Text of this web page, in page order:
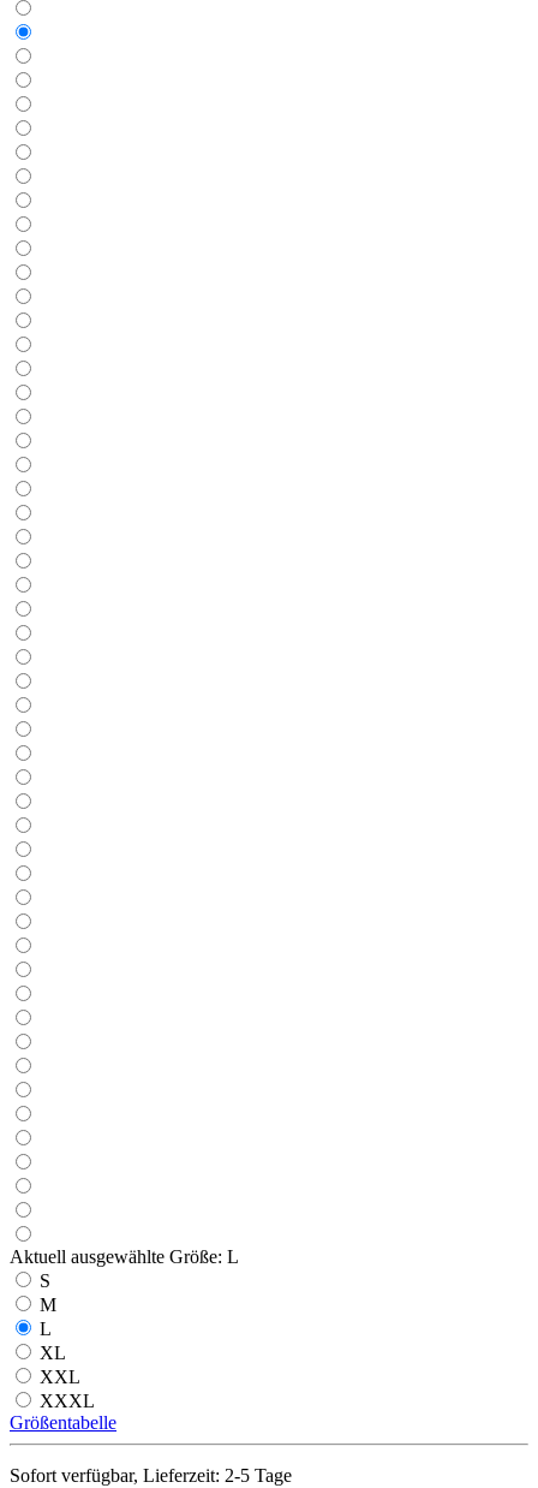
Aktuell ausgewählte Größe: L
S
M
L
XL
XXL
XXXL
Größentabelle
Sofort verfügbar, Lieferzeit: 2-5 Tage